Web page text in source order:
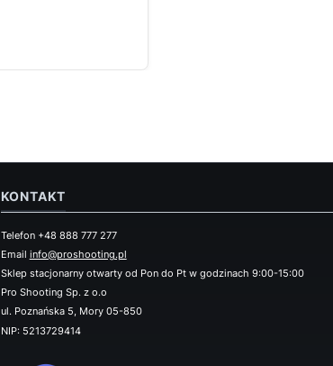
KONTAKT
Telefon +48 888 777 277
Email info@proshooting.pl
Sklep stacjonarny otwarty od Pon do Pt w godzinach 9:00-15:00
Pro Shooting Sp. z o.o
ul. Poznańska 5, Mory 05-850
NIP: 5213729414